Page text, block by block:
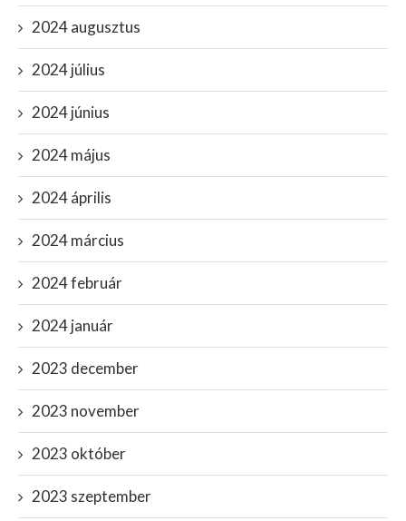
2024 augusztus
2024 július
2024 június
2024 május
2024 április
2024 március
2024 február
2024 január
2023 december
2023 november
2023 október
2023 szeptember